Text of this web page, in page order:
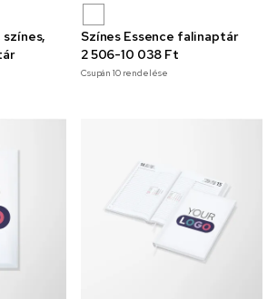
Színes Essence falinaptár
2 506-10 038 Ft
Csupán10rendelése